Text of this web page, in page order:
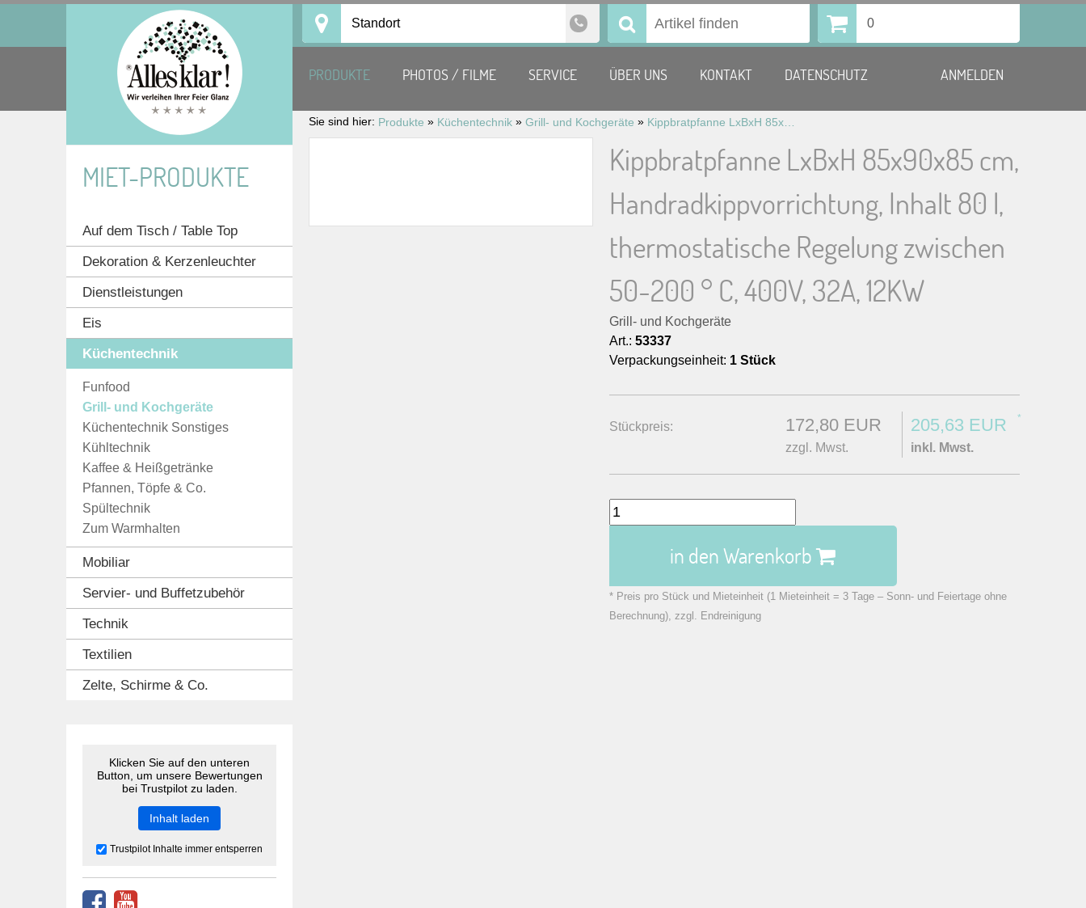
Standort Suchen 0
PRODUKTE PHOTOS / FILME SERVICE ÜBER UNS KONTAKT DATENSCHUTZ ANMELDEN
Sie sind hier: Produkte » Küchentechnik » Grill- und Kochgeräte »
Kippbratpfanne LxBxH 85x90x85 cm,
Handradkippvorrichtung, Inhalt 80 l,
thermostatische Regelung zwischen
50-200 ° C, 400V, 32A, 12KW
Grill- und Kochgeräte
Art.: 53337
Verpackungseinheit: 1 Stück
Stückpreis: 172,80 EUR
zzgl. Mwst.
205,63 EUR *
inkl. Mwst.
in den Warenkorb
* Preis pro Stück und Mieteinheit (1 Mieteinheit = 3 Tage – Sonn- und Feiertage ohne
Berechnung), zzgl. Endreinigung
MIET-PRODUKTE
Auf dem Tisch / Table Top
Dekoration & Kerzenleuchter
Dienstleistungen
Eis
Küchentechnik
Funfood
Grill- und Kochgeräte
Küchentechnik Sonstiges
Kühltechnik
Kaffee & Heißgetränke
Pfannen, Töpfe & Co.
Spültechnik
Zum Warmhalten
Mobiliar
Servier- und Buffetzubehör
Technik
Textilien
Zelte, Schirme & Co.
Klicken Sie auf den unteren
Button, um unsere Bewertungen
bei Trustpilot zu laden.
Inhalt laden
Trustpilot Inhalte immer entsperren